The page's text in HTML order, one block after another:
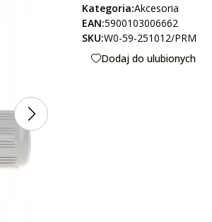
Kategoria:Akcesoria
EAN:5900103006662
SKU:W0-59-251012/PRM
Dodaj do ulubionych